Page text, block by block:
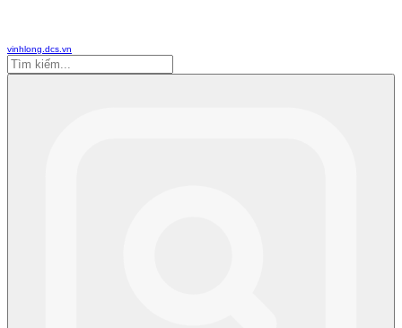
vinhlong.dcs.vn